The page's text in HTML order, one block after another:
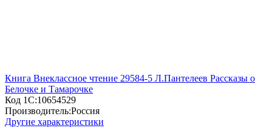
Книга Внеклассное чтение 29584-5 Л.Пантелеев Рассказы о
Белочке и Тамарочке
Код 1С:10654529
Производитель:Россия
Другие характеристики